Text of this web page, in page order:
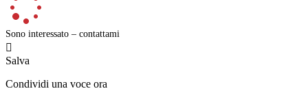
Sono interessato – contattami

Salva
Condividi una voce ora